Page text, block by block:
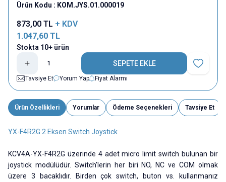
Ürün Kodu : KOM.JYS.01.000019
873,00 TL + KDV
1.047,60 TL
Stokta 10+ ürün
SEPETE EKLE
Favoriye
Tavsiye Et
Yorum Yap Fiyat Alarmı
Ürün Özellikleri Yorumlar Ödeme Seçenekleri Tavsiye Et
YX-F4R2G 2 Eksen Switch Joystick
KCV4A-YX-F4R2G üzerinde 4 adet micro limit switch bulunan bir
joystick modülüdür. Switch'lerin her biri NO, NC ve COM olmak
üzere 3 bacaklıdır. Birden çok switch, buton vs. kullanmanız